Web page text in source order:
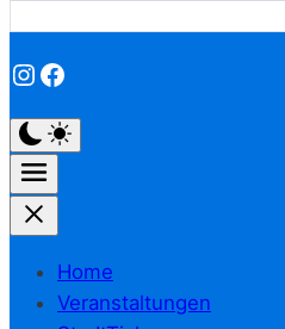
Instagram
Facebook
Home
Veranstaltungen